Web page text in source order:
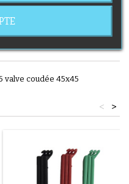
PRODUIT
valve coudée 45x45
>
<